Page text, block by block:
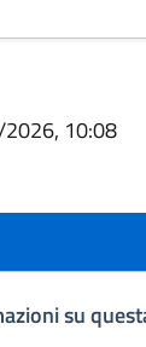
10:08
su